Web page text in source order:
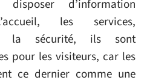
d’information
les services,
la sécurité, ils sont
pour les visiteurs, car les
ce dernier comme une